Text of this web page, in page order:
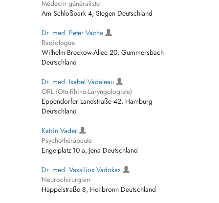
Médecin généraliste
Am Schloßpark 4, Stegen Deutschland
Dr. med. Peter Vacha
Radiologue
Wilhelm-Breckow-Allee 20, Gummersbach
Deutschland
Dr. med. Isabel Vadaleau
ORL (Oto-Rhino-Laryngologiste)
Eppendorfer Landstraße 42, Hamburg
Deutschland
Katrin Vader
Psychothérapeute
Engelplatz 10 a, Jena Deutschland
Dr. med. Vassilios Vadokas
Neurochirurgien
Happelstraße 8, Heilbronn Deutschland